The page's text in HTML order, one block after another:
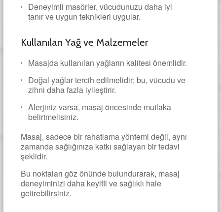
Deneyimli masörler, vücudunuzu daha iyi
tanır ve uygun teknikleri uygular.
Kullanılan Yağ ve Malzemeler
Masajda kullanılan yağların kalitesi önemlidir.
Doğal yağlar tercih edilmelidir; bu, vücudu ve
zihni daha fazla iyileştirir.
Alerjiniz varsa, masaj öncesinde mutlaka
belirtmelisiniz.
Masaj, sadece bir rahatlama yöntemi değil, aynı
zamanda sağlığınıza katkı sağlayan bir tedavi
şeklidir.
Bu noktaları göz önünde bulundurarak, masaj
deneyiminizi daha keyifli ve sağlıklı hale
getirebilirsiniz.